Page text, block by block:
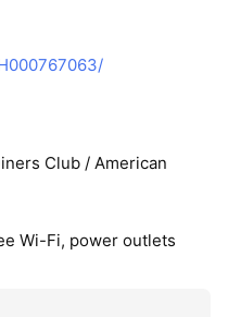
Club / American
Wi-Fi, power outlets